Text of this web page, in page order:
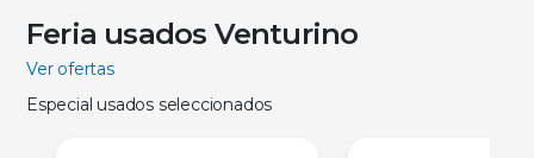
Feria usados Venturino
Ver ofertas
Especial usados seleccionados